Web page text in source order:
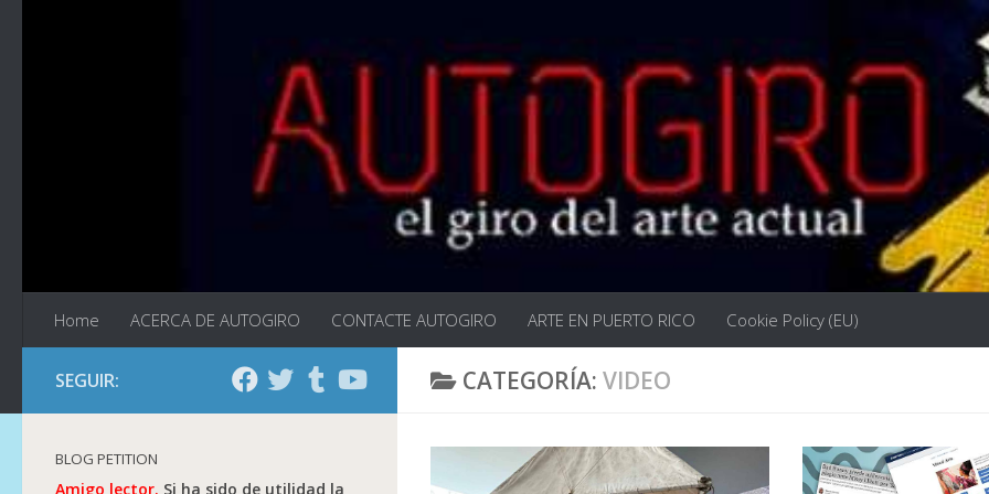
Home ACERCA DE AUTOGIRO CONTACTE AUTOGIRO ARTE EN PUERTO RICO Cookie Policy (EU)
CATEGORÍA: VIDEO
SEGUIR:
BLOG PETITION
Amigo lector. Si ha sido de utilidad la